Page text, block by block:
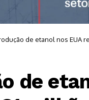
de etanol nos EUA
de